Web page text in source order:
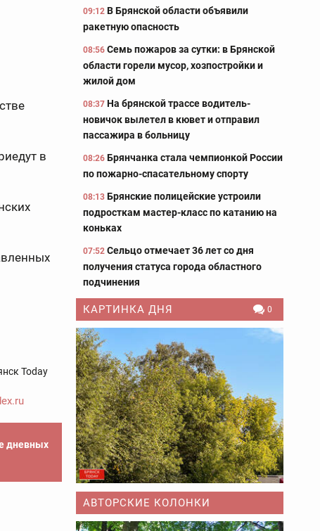
в
Today
дневных
09:12 В Брянской области объявили
ракетную опасность
08:56 Семь пожаров за сутки: в Брянской
области горели мусор, хозпостройки и
жилой дом
08:37 На брянской трассе водитель-
новичок вылетел в кювет и отправил
пассажира в больницу
08:26 Брянчанка стала чемпионкой России
по пожарно-спасательному спорту
08:13 Брянские полицейские устроили
подросткам мастер-класс по катанию на
коньках
07:52 Сельцо отмечает 36 лет со дня
получения статуса города областного
подчинения
КАРТИНКА ДНЯ 0
АВТОРСКИЕ КОЛОНКИ